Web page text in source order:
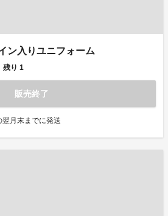
ン入りユニフォーム
残り 1
販売終了
月末までに発送